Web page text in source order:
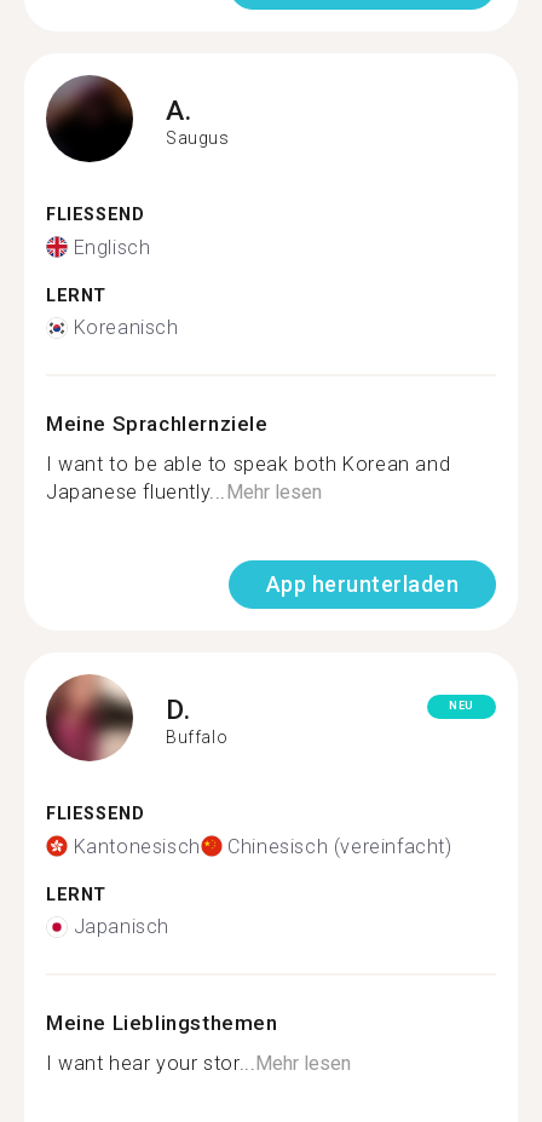
A.
Saugus
FLIESSEND
Englisch
LERNT
Koreanisch
Meine Sprachlernziele
I want to be able to speak both Korean and
Japanese fluently...Mehr lesen
App herunterladen
D.
Buffalo
NEU
FLIESSEND
Kantonesisch Chinesisch (vereinfacht)
LERNT
Japanisch
Meine Lieblingsthemen
I want hear your stor...Mehr lesen